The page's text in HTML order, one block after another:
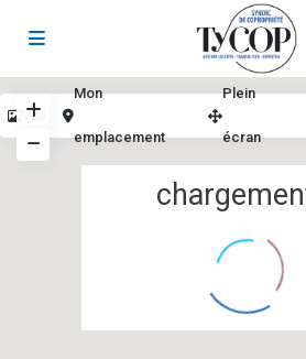
Vue
Mon
emplacement
Plein
écran